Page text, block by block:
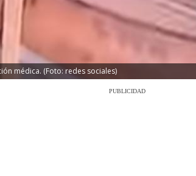
médica. (Foto: redes sociales)
PUBLICIDAD